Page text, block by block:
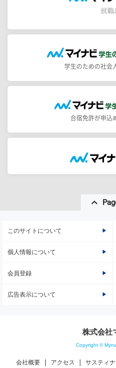
学生のための社会
合宿免許が申込
このサイトについて
個人情報について
会員登録
広告表示について
株式会社
Copyright ©
会社概要 アクセス サスティ